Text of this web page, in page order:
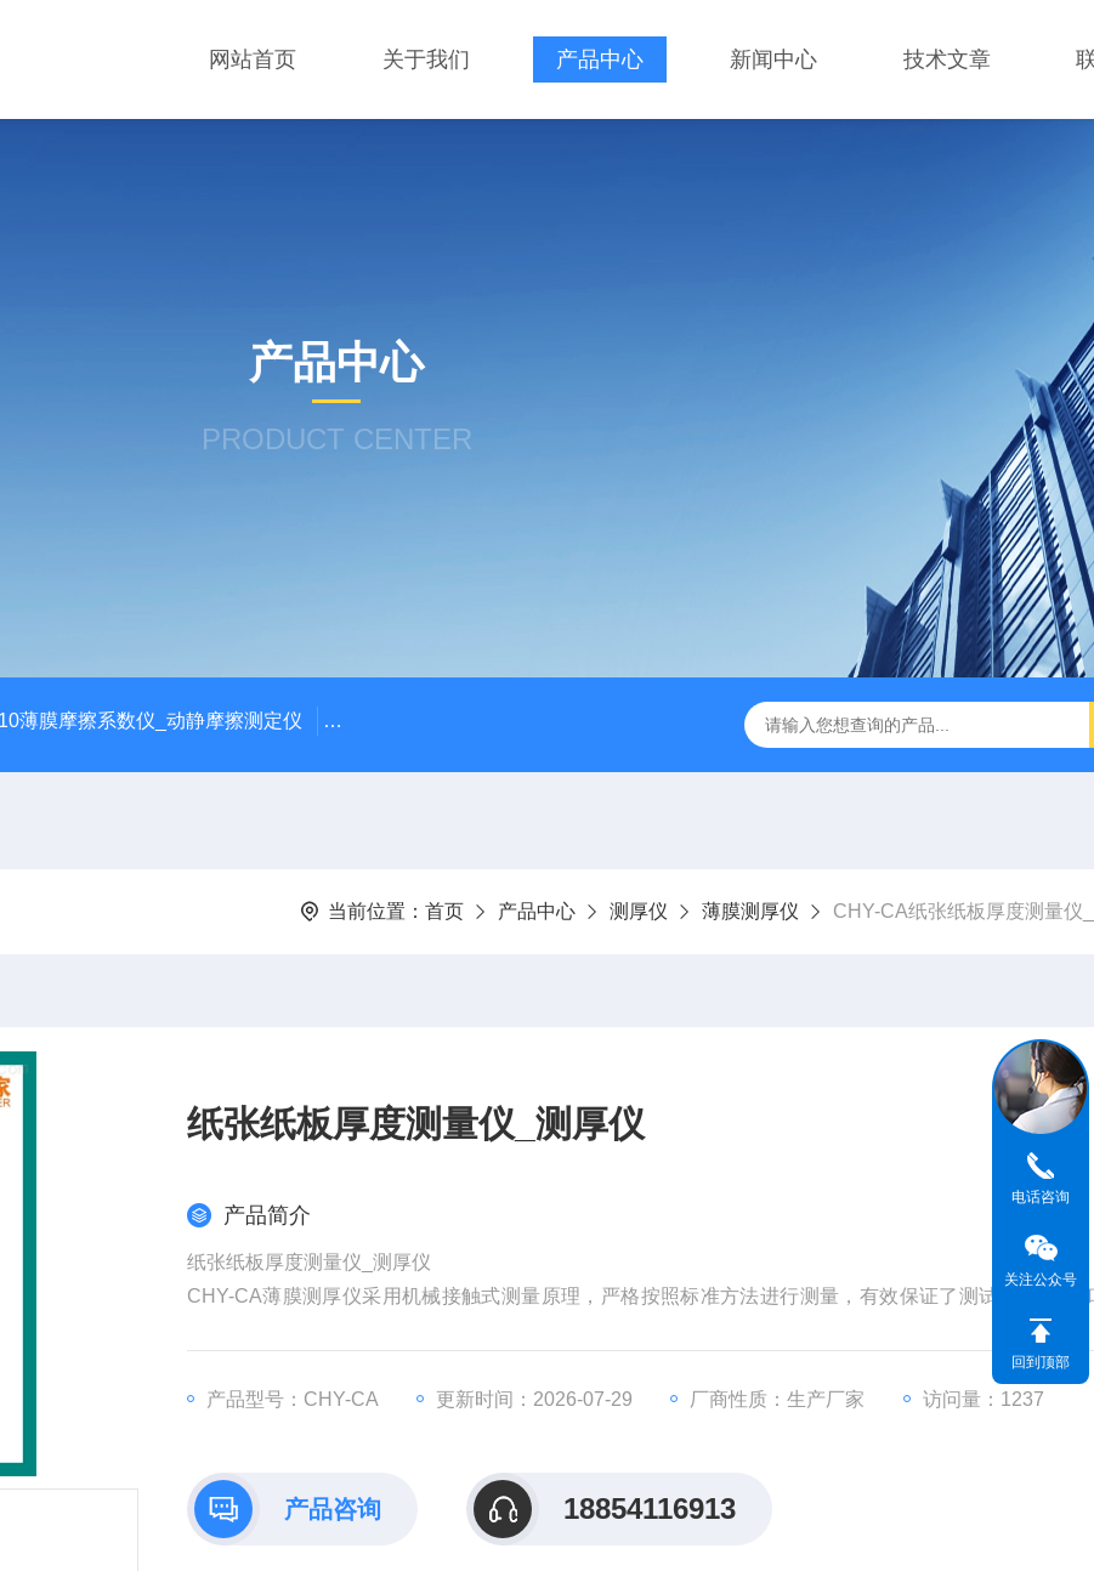
网站首页 关于我们 产品中心 新闻中心 技术文章
产品中心
PRODUCT CENTER
薄膜摩擦系数仪_动静摩擦测定仪 SCK-H玻璃瓶耐热冲击检测仪 赛成仪器 密封测漏仪 密封检测设备
当前位置： 首页 产品中心 测厚仪 薄膜测厚仪 CHY-CA纸张纸板厚度测量仪
纸张纸板厚度测量仪_测厚仪
产品简介
纸张纸板厚度测量仪_测厚仪
CHY-CA薄膜测厚仪采用机械接触式测量原理，严格按照标准方法进行测量，有效保证了测试的规范性
产品型号：CHY-CA 更新时间：2026-07-29 厂商性质：生产厂家 访问量：1237
产品咨询 18854116913
电话咨询
关注公众号
回到顶部